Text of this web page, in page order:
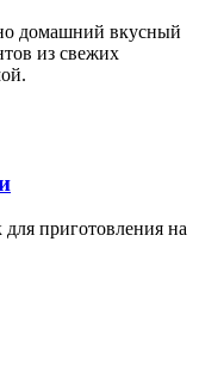
домашний вкусный
из свежих
приготовления на